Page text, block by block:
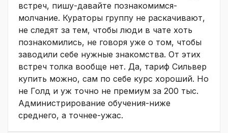
встреч, пишу-давайте познакомимся-
молчание. Кураторы группу не раскачивают,
не следят за тем, чтобы люди в чате хоть
познакомились, не говоря уже о том, чтобы
заводили себе нужные знакомства. От этих
встреч толка вообще нет. Да, тариф Сильвер
купить можно, сам по себе курс хороший. Но
не Голд и уж точно не премиум за 200 тыс.
Администрирование обучения-ниже
среднего, а точнее-ужас.